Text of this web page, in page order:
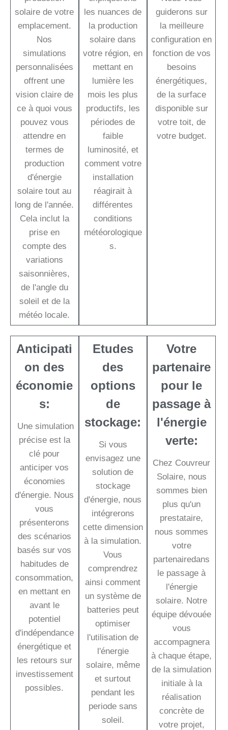
solaire de votre
emplacement.
Nos
simulations
personnalisées
offrent une
vision claire de
ce à quoi vous
pouvez vous
attendre en
termes de
production
d'énergie
solaire tout au
long de l'année.
Cela inclut la
prise en
compte des
variations
saisonnières,
de l'angle du
soleil et de la
météo locale.
les nuances de
la production
solaire dans
votre région, en
mettant en
lumière les
mois les plus
productifs, les
périodes de
faible
luminosité, et
comment votre
installation
réagirait à
différentes
conditions
météorologique
s.
guiderons sur
la meilleure
configuration en
fonction de vos
besoins
énergétiques,
de la surface
disponible sur
votre toit, de
votre budget.
Anticipati
on des
économie
s:
Une simulation
précise est la
clé pour
anticiper vos
économies
d'énergie. Nous
vous
présenterons
des scénarios
basés sur vos
habitudes de
consommation,
en mettant en
avant le
potentiel
d'indépendance
énergétique et
les retours sur
investissement
possibles.
Etudes
des
options
de
stockage:
Si vous
envisagez une
solution de
stockage
d'énergie, nous
intégrerons
cette dimension
à la simulation.
Vous
comprendrez
ainsi comment
un système de
batteries peut
optimiser
l'utilisation de
l'énergie
solaire, même
et surtout
pendant les
periode sans
soleil.
Votre
partenaire
pour le
passage à
l'énergie
verte:
Chez Couvreur
Solaire, nous
sommes bien
plus qu'un
prestataire,
nous sommes
votre
partenairedans
le passage à
l'énergie
solaire. Notre
équipe dévouée
vous
accompagnera
à chaque étape,
de la simulation
initiale à la
réalisation
concrète de
votre projet,